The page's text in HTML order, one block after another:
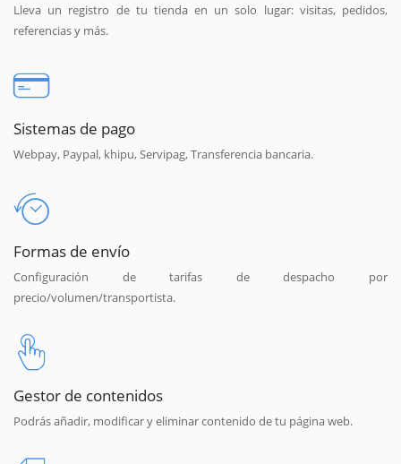
Lleva un registro de tu tienda en un solo lugar: visitas, pedidos,
referencias y más.
Sistemas de pago
Webpay, Paypal, khipu, Servipag, Transferencia bancaria.
Formas de envío
Configuración de tarifas de despacho por
precio/volumen/transportista.
Gestor de contenidos
Podrás añadir, modificar y eliminar contenido de tu página web.